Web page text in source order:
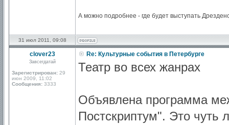
А можно подробнее - где будет выступать
31 июл 2011, 09:08
clover23
Завсегдатай
Зарегистрирован: 29
июн 2009, 11:02
Сообщения: 3333
Re: Культурные события в Петербурге
Театр во всех жанрах
Объявлена программа
Постскриптум". Это чуть